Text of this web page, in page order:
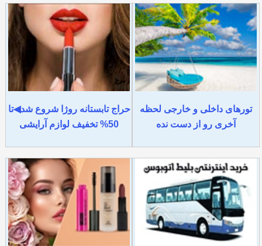
تورهای داخلی و خارجی لحظه
آخری رو از دست نده
حراج تابستانه روژا شروع شد◀تا
50% تخفیف لوازم آرایشی